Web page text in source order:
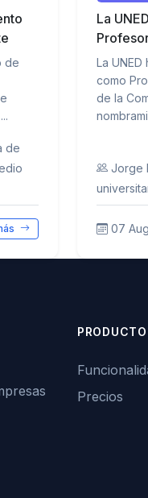
de
de
La
La
como
de la
Jorge
07
PRODUCTO
Precios